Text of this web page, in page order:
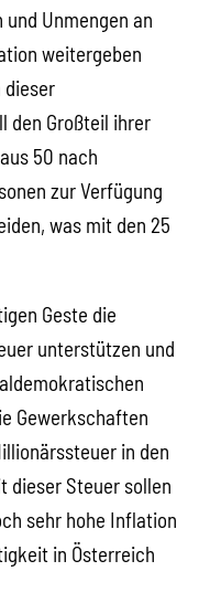
Unmengen an
weitergeben
dieser
den Großteil ihrer
50 nach
zur Verfügung
was mit den 25
Geste die
unterstützen und
Gewerkschaften
in den
dieser Steuer sollen
sehr hohe Inflation
in Österreich